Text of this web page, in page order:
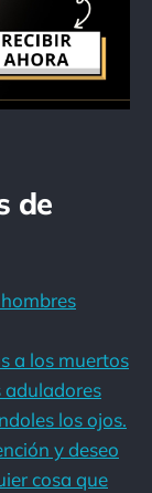
de
a los muertos
aduladores
los ojos.
y deseo
cosa que